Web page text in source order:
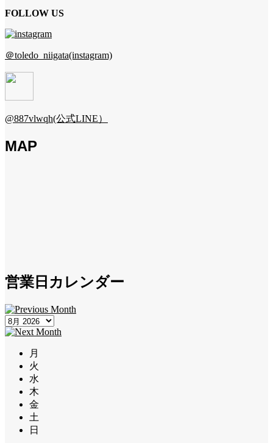
FOLLOW US
＠toledo_niigata(instagram)
@887vlwqh(公式LINE）
MAP
営業日カレンダー
月
火
水
木
金
土
日